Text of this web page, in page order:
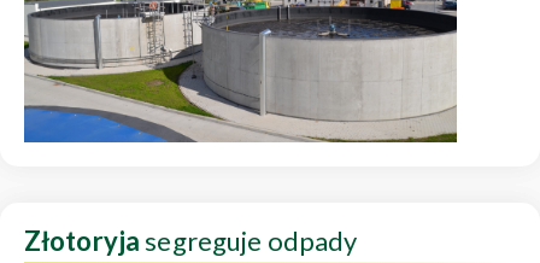
Złotoryjasegreguje odpady